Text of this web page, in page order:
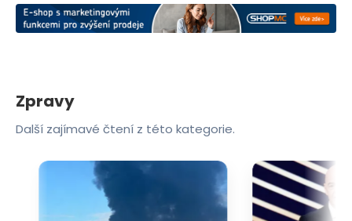
Zpravy
Další zajímavé čtení z této kategorie.